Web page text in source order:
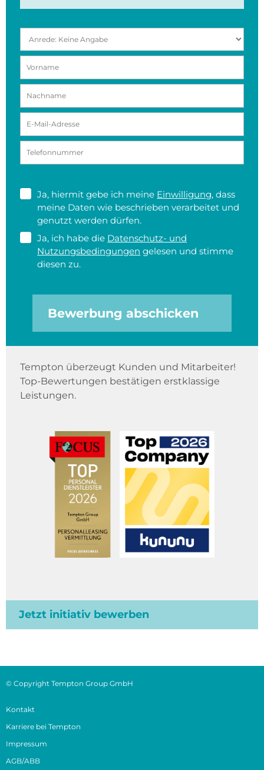
Ja, hiermit gebe ich meine Einwilligung, dass
meine Daten wie beschrieben verarbeitet und
genutzt werden dürfen.
Ja, ich habe die Datenschutz- und
Nutzungsbedingungen gelesen und stimme
diesen zu.
Bewerbung abschicken
Tempton überzeugt Kunden und Mitarbeiter!
Top-Bewertungen bestätigen erstklassige
Leistungen.
Jetzt initiativ bewerben
© Copyright Tempton Group GmbH
Kontakt
Karriere bei Tempton
Impressum
AGB/ABB